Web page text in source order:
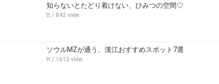
知らないとたどり着けない、ひみつの空間♡
tt / 842 view
ソウルMZが通う、漢江おすすめスポット7選
tt / 1612 view